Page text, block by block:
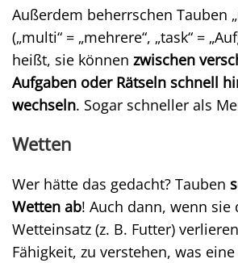
Außerdem beherrschen Tauben
(„multi“ = „mehrere“, „task“ =
heißt, sie können zwischen
Aufgaben oder Rätseln schnell
wechseln. Sogar schneller als
Wetten
Wer hätte das gedacht? Tauben
Wetten ab! Auch dann, wenn sie
Wetteinsatz (z. B. Futter)
Fähigkeit, zu verstehen, was